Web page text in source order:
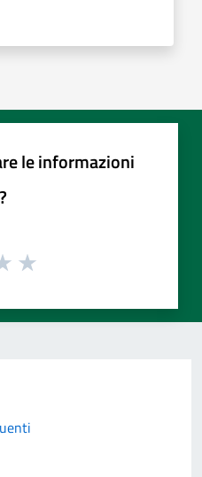
le informazioni